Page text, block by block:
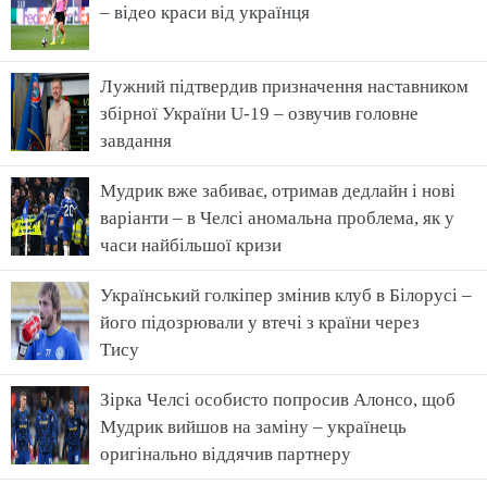
– відео краси від українця
Лужний підтвердив призначення наставником
збірної України U-19 – озвучив головне
завдання
Мудрик вже забиває, отримав дедлайн і нові
варіанти – в Челсі аномальна проблема, як у
часи найбільшої кризи
Український голкіпер змінив клуб в Білорусі –
його підозрювали у втечі з країни через
Тису
Зірка Челсі особисто попросив Алонсо, щоб
Мудрик вийшов на заміну – українець
оригінально віддячив партнеру